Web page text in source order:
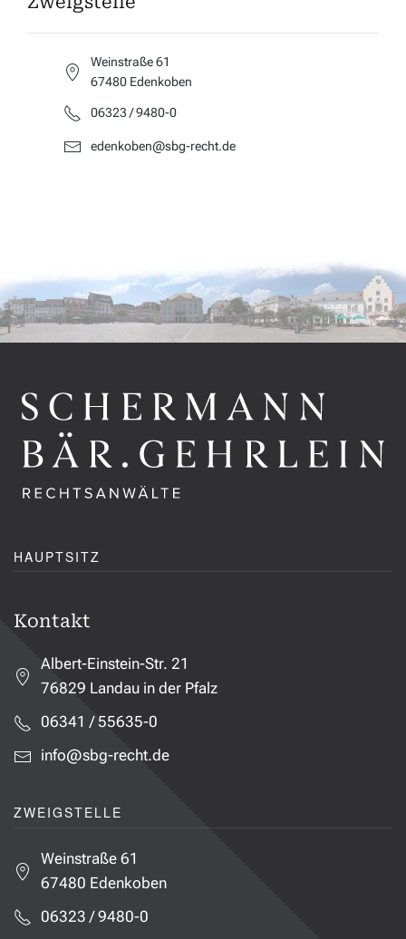
Weinstraße 61
67480 Edenkoben
06323 / 9480-0
edenkoben@sbg-recht.de
HAUPTSITZ
Kontakt
Albert-Einstein-Str. 21
76829 Landau in der Pfalz
06341 / 55635-0
info@sbg-recht.de
ZWEIGSTELLE
Weinstraße 61
67480 Edenkoben
06323 / 9480-0